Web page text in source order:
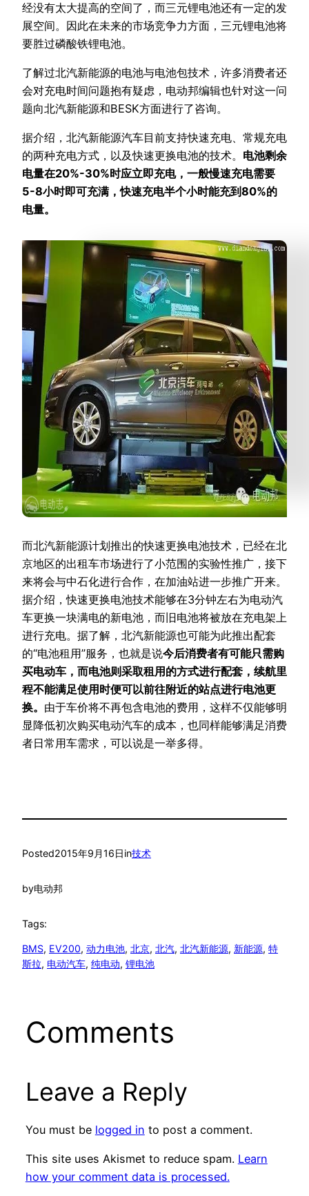
经没有太大提高的空间了，而三元锂电池还有一定的发
展空间。因此在未来的市场竞争力方面，三元锂电池将
要胜过磷酸铁锂电池。
了解过北汽新能源的电池与电池包技术，许多消费者还
会对充电时间问题抱有疑虑，电动邦编辑也针对这一问
题向北汽新能源和BESK方面进行了咨询。
据介绍，北汽新能源汽车目前支持快速充电、常规充电
的两种充电方式，以及快速更换电池的技术。 电池剩余
电量在20%-30%时应立即充电，一般慢速充电需要
5-8小时即可充满，快速充电半个小时能充到80%的
电量。
而北汽新能源计划推出的快速更换电池技术，已经在北
京地区的出租车市场进行了小范围的实验性推广，接下
来将会与中石化进行合作，在加油站进一步推广开来。
据介绍，快速更换电池技术能够在3分钟左右为电动汽
车更换一块满电的新电池，而旧电池将被放在充电架上
进行充电。据了解，北汽新能源也可能为此推出配套
的“电池租用”服务，也就是说今后消费者有可能只需购
买电动车，而电池则采取租用的方式进行配套，续航里
程不能满足使用时便可以前往附近的站点进行电池更
换。 由于车价将不再包含电池的费用，这样不仅能够明
显降低初次购买电动汽车的成本，也同样能够满足消费
者日常用车需求，可以说是一举多得。
Posted2015年9月16日in技术
by电动邦
Tags:
BMS, EV200, 动力电池, 北京, 北汽, 北汽新能源, 新能源, 特
斯拉, 电动汽车, 纯电动, 锂电池
Comments
Leave a Reply
You must be logged in to post a comment.
This site uses Akismet to reduce spam. Learn
how your comment data is processed.